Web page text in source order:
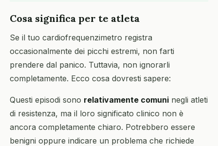
Cosa significa per te atleta
Se il tuo cardiofrequenzimetro registra
occasionalmente dei picchi estremi, non farti
prendere dal panico. Tuttavia, non ignorarli
completamente. Ecco cosa dovresti sapere:
Questi episodi sono relativamente comuni negli atleti
di resistenza, ma il loro significato clinico non è
ancora completamente chiaro. Potrebbero essere
benigni oppure indicare un problema che richiede